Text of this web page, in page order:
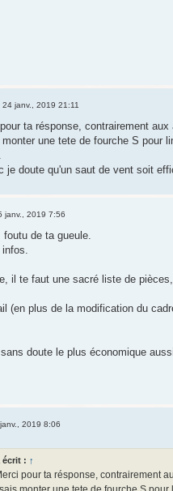
24 janv., 2019 21:11
ta résponse, contrairement
une tete de fourche S pour
je doute qu'un saut de vent soit
janv., 2019 7:56
de ta gueule.
infos.
il te faut une sacré liste de
(en plus de la modification du
doute le plus économique
2019 8:06
écrit : ↑
pour ta résponse, contrairement